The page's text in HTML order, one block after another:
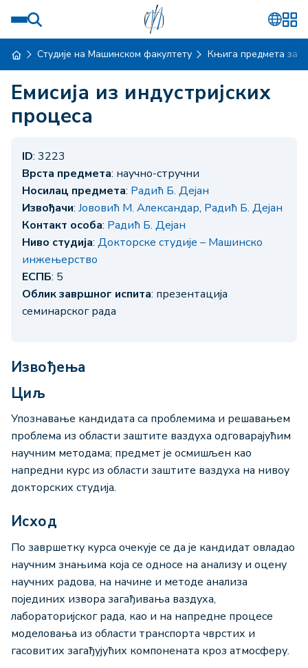
Студије на Машинском факултету Књига предмета за
Емисија из индустријских
процеса
ID: 3223
Врста предмета: научно-стручни
Носилац предмета: Радић Б. Дејан
Извођачи: Јововић М. Александар, Радић Б. Дејан
Контакт особа: Радић Б. Дејан
Ниво студија: Докторске студије – Машинско
инжењерство
ЕСПБ: 5
Облик завршног испита: презентација
семинарског рада
Извођења
Циљ
Упознавање кандидата са проблемима и решавањем
проблема из области заштите ваздуха одговарајућим
научним методама; предмет је осмишљен као
напредни курс из области заштите ваздуха на нивоу
докторских студија.
Исход
По завршетку курса очекује се да је кандидат овладао
научним знањима која се односе на анализу и оцену
научних радова, на начине и методе анализа
појединих извора загађивања ваздуха,
лабораторијског рада, као и на напредне процесе
моделовања из области транспорта чврстих и
гасовитих загађујућих компонената кроз атмосферу.